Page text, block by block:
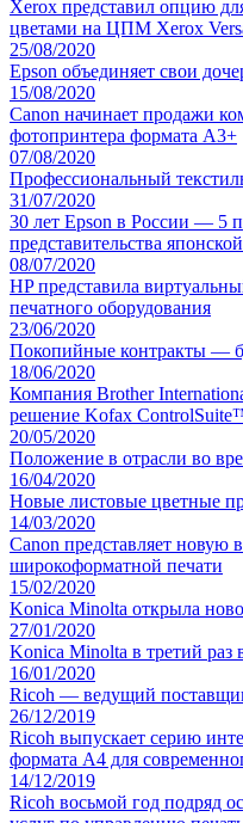
Xerox представил опцию
цветами на ЦПМ Xerox
25/08/2020
Epson объединяет свои
15/08/2020
Canon начинает продажи
фотопринтера формата A3+
07/08/2020
Профессиональный
31/07/2020
30 лет Epson в России — 5
представительства
08/07/2020
HP представила
печатного оборудования
23/06/2020
Покопийные контракты —
18/06/2020
Компания Brother
решение Kofax
20/05/2020
Положение в отрасли во
16/04/2020
Новые листовые цветные
14/03/2020
Canon представляет новую
широкоформатной печати
15/02/2020
Konica Minolta открыла
27/01/2020
Konica Minolta в третий раз
16/01/2020
Ricoh — ведущий
26/12/2019
Ricoh выпускает серию
формата A4 для
14/12/2019
Ricoh восьмой год подряд